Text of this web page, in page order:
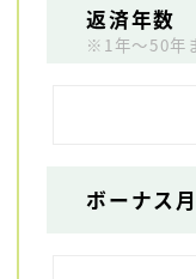
返済年数
※1年～50年
ボーナス